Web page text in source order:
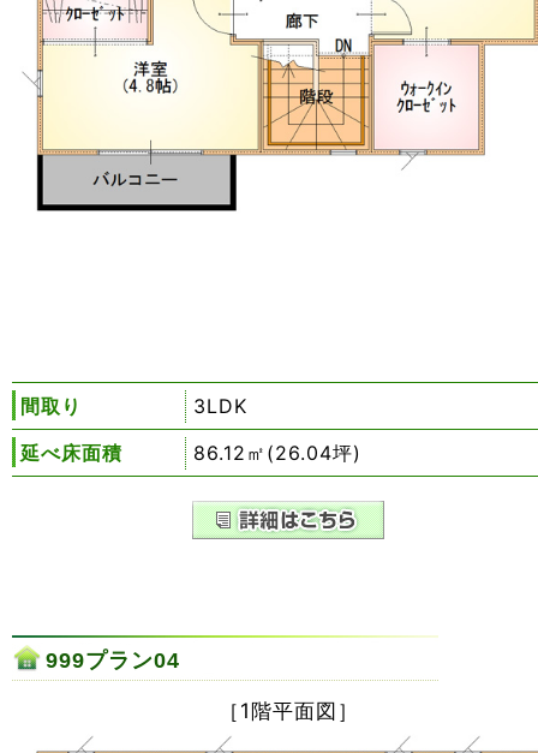
間取り
3LDK
延べ床面積
86.12㎡(26.04坪)
999プラン04
［1階平面図］